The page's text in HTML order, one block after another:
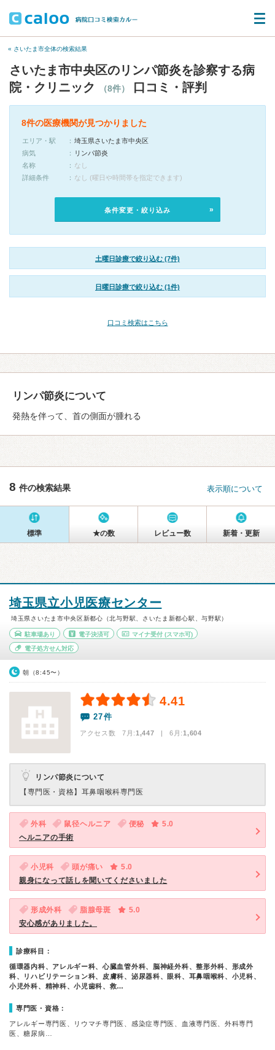
« さいたま市全体の検索結果
さいたま市中央区のリンパ節炎を診察する病
院・クリニック
（8件） 口コミ・評判
8件の医療機関が見つかりました
エリア・駅
埼玉県さいたま市中央区
病気
リンパ節炎
名称
なし
詳細条件
なし (曜日や時間帯を指定できます)
条件変更・絞り込み
土曜日診療で絞り込む (7件)
日曜日診療で絞り込む (1件)
口コミ検索はこちら
リンパ節炎について
発熱を伴って、首の側面が腫れる
8 件の検索結果 表示順について
標準 ★の数 レビュー数 新着・更新
埼玉県立小児医療センター
埼玉県さいたま市中央区新都心（北与野駅、さいたま新都心駅、与野駅）
駐車場あり 電子決済可 マイナ受付 (スマホ可)
電子処方せん対応
朝（8:45〜）
4.41
27件
アクセス数 7月:1,447 | 6月:1,604
リンパ節炎について
【専門医・資格】 耳鼻咽喉科専門医
外科 鼠径ヘルニア 便秘
5.0
ヘルニアの手術
小児科 頭が痛い
5.0
親身になって話しを聞いてくださいました
形成外科 脂腺母斑
5.0
安心感がありました。
診療科目：
循環器内科、アレルギー科、心臓血管外科、脳神経外科、整形外科、形成外
科、リハビリテーション科、皮膚科、泌尿器科、眼科、耳鼻咽喉科、小児科、
小児外科、精神科、小児歯科、救…
専門医・資格：
アレルギー専門医、リウマチ専門医、感染症専門医、血液専門医、外科専門
医、糖尿病…